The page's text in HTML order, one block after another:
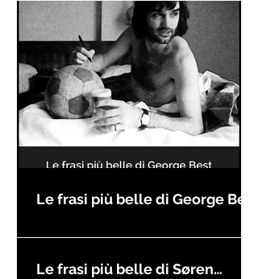
Le frasi più belle di George Best
Le frasi più belle di Søren